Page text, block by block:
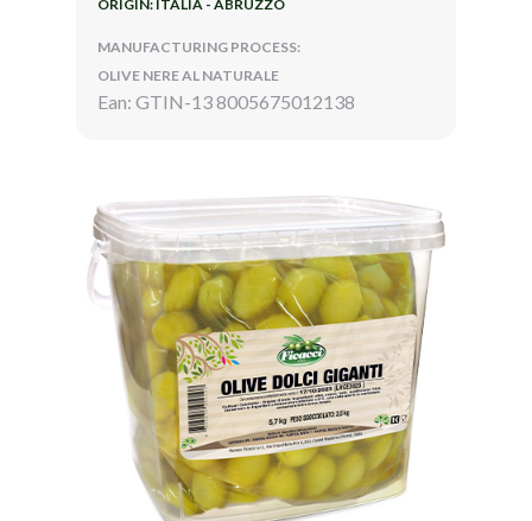
ORIGIN: ITALIA - ABRUZZO
MANUFACTURING PROCESS:
OLIVE NERE AL NATURALE
Ean: GTIN-13 8005675012138